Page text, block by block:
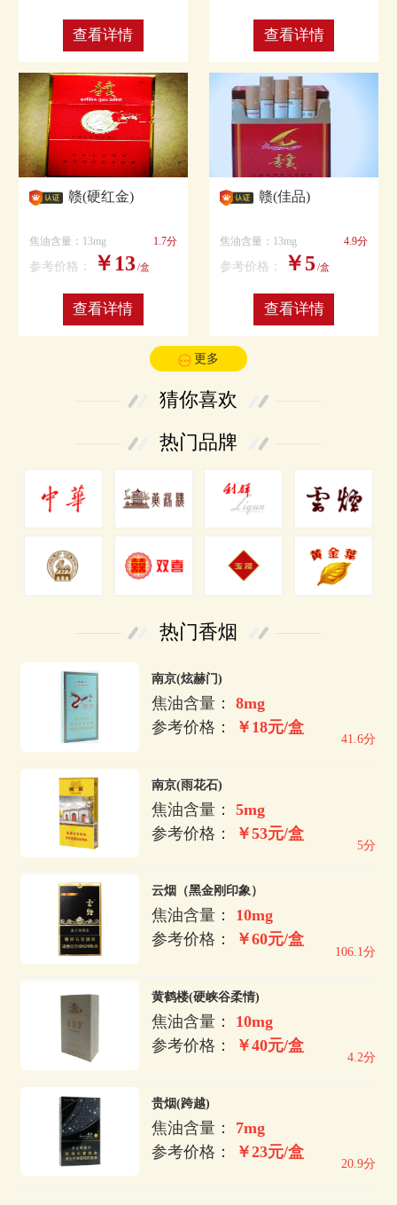
查看详情 查看详情
赣(硬红金)
焦油含量：13mg 1.7分
参考价格： ￥13/盒
查看详情
赣(佳品)
焦油含量：13mg 4.9分
参考价格： ￥5 /盒
查看详情
更多
猜你喜欢
热门品牌
热门香烟
南京(炫赫门)
焦油含量：8mg
参考价格：
￥18元/盒
41.6分
南京(雨花石)
焦油含量：5mg
参考价格：
￥53元/盒
5分
云烟（黑金刚印象）
焦油含量： 10mg
参考价格：
￥60元/盒
106.1分
黄鹤楼(硬峡谷柔情)
焦油含量： 10mg
参考价格：
￥40元/盒
4.2分
贵烟(跨越)
焦油含量： 7mg
参考价格：
￥23元/盒
20.9分